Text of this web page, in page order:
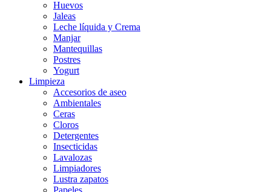
Huevos
Jaleas
Leche líquida y Crema
Manjar
Mantequillas
Postres
Yogurt
Limpieza
Accesorios de aseo
Ambientales
Ceras
Cloros
Detergentes
Insecticidas
Lavalozas
Limpiadores
Lustra zapatos
Papeles